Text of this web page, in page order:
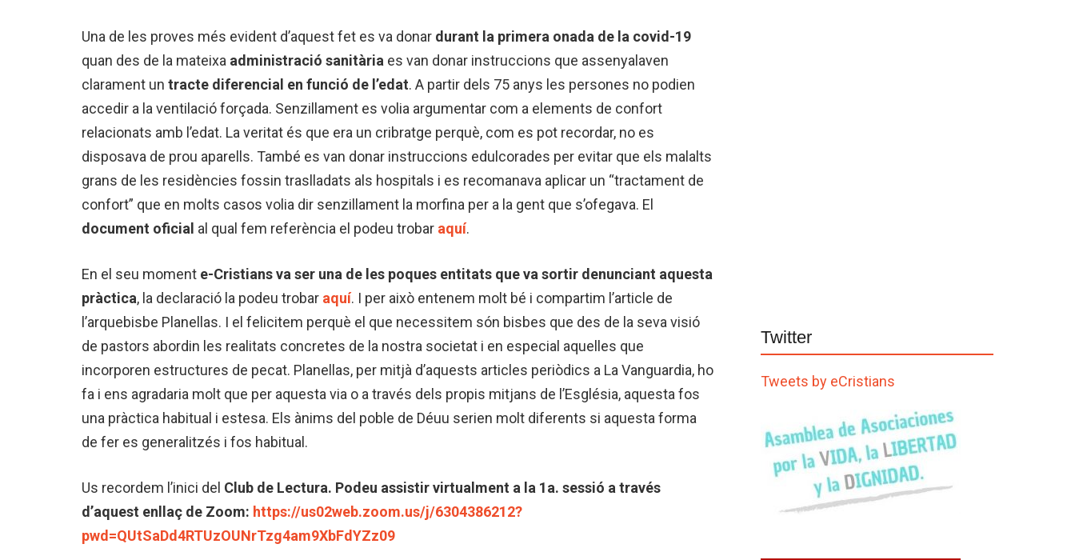
Una de les proves més evident d’aquest fet es va donar durant la primera onada de la covid-19
quan des de la mateixa administració sanitària es van donar instruccions que assenyalaven
clarament un tracte diferencial en funció de l’edat. A partir dels 75 anys les persones no podien
accedir a la ventilació forçada. Senzillament es volia argumentar com a elements de confort
relacionats amb l’edat. La veritat és que era un cribratge perquè, com es pot recordar, no es
disposava de prou aparells. També es van donar instruccions edulcorades per evitar que els malalts
grans de les residències fossin traslladats als hospitals i es recomanava aplicar un “tractament de
confort” que en molts casos volia dir senzillament la morfina per a la gent que s’ofegava. El
document oficial al qual fem referència el podeu trobar aquí.
En el seu moment e-Cristians va ser una de les poques entitats que va sortir denunciant aquesta
pràctica, la declaració la podeu trobar aquí. I per això entenem molt bé i compartim l’article de
l’arquebisbe Planellas. I el felicitem perquè el que necessitem són bisbes que des de la seva visió
de pastors abordin les realitats concretes de la nostra societat i en especial aquelles que
incorporen estructures de pecat. Planellas, per mitjà d’aquests articles periòdics a La Vanguardia, ho
fa i ens agradaria molt que per aquesta via o a través dels propis mitjans de l’Església, aquesta fos
una pràctica habitual i estesa. Els ànims del poble de Déuu serien molt diferents si aquesta forma
de fer es generalitzés i fos habitual.
Us recordem l’inici del Club de Lectura. Podeu assistir virtualment a la 1a. sessió a través
d’aquest enllaç de Zoom: https://us02web.zoom.us/j/6304386212?
pwd=QUtSaDd4RTUzOUNrTzg4am9XbFdYZz09
Twitter
Tweets by eCristians